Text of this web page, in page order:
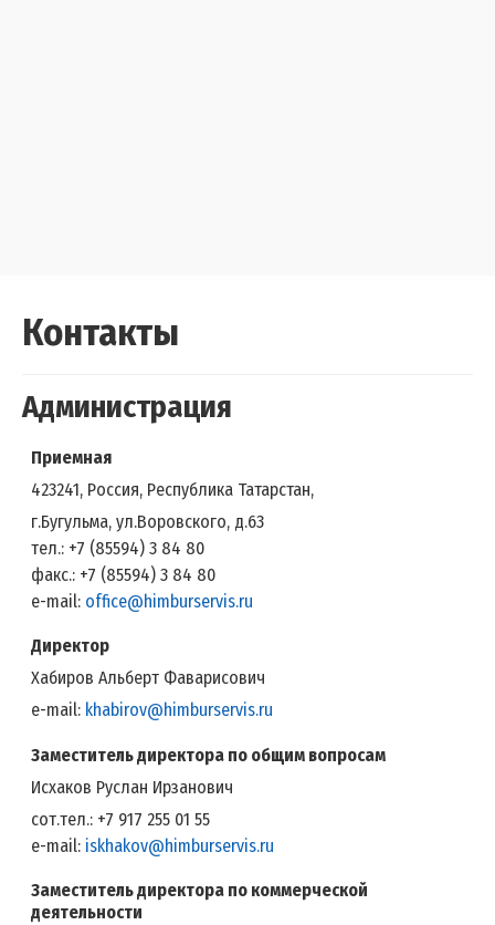
Контакты
Администрация
Приемная
423241, Россия, Республика Татарстан,
г.Бугульма, ул.Воровского, д.63
тел.: +7 (85594) 3 84 80
факс.: +7 (85594) 3 84 80
e-mail: office@himburservis.ru
Директор
Хабиров Альберт Фаварисович
e-mail: khabirov@himburservis.ru
Заместитель директора по общим вопросам
Исхаков Руслан Ирзанович
сот.тел.: +7 917 255 01 55
e-mail: iskhakov@himburservis.ru
Заместитель директора по коммерческой
деятельности